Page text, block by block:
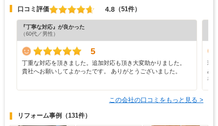
口コミ評価 4.8 （51件）
『丁寧な対応』が良かった
（60代／男性）
5
丁重な対応を頂きました。追加対応も頂き大変助かりました。
貴社へお願いしてよかったです。 ありがとうございました。
現
め
複
この会社の口コミをもっと見る >
リフォーム事例 （131件）